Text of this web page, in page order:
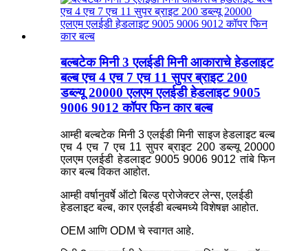
बल्बटेक मिनी 3 एलईडी मिनी आकाराचे हेडलाइट
बल्ब एच 4 एच 7 एच 11 सुपर ब्राइट 200
डब्ल्यू 20000 एलएम एलईडी हेडलाइट 9005
9006 9012 कॉपर फिन कार बल्ब
आम्ही बल्बटेक मिनी 3 एलईडी मिनी साइज हेडलाइट बल्ब
एच 4 एच 7 एच 11 सुपर ब्राइट 200 डब्ल्यू 20000
एलएम एलईडी हेडलाइट 9005 9006 9012 तांबे फिन
कार बल्ब विकत आहोत.
आम्ही वर्षानुवर्षे ऑटो बिल्ड प्रोजेक्टर लेन्स, एलईडी
हेडलाइट बल्ब, कार एलईडी बल्बमध्ये विशेषज्ञ आहोत.
OEM आणि ODM चे स्वागत आहे.